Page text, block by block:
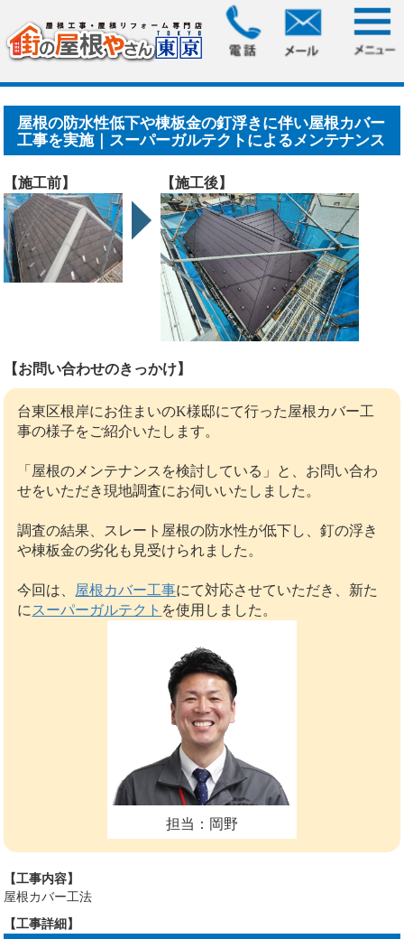
> 屋根の防水性低下や棟板金の釘浮きに伴
い屋根カバー工事を実施｜.....
屋根の防水性低下や棟板金の釘浮きに伴い屋根カバー
工事を実施｜スーパーガルテクトによるメンテナンス
【施工前】 【施工後】
【お問い合わせのきっかけ】
台東区根岸にお住まいのK様邸にて行った屋根カバー工
事の様子をご紹介いたします。
「屋根のメンテナンスを検討している」と、お問い合わ
せをいただき現地調査にお伺いいたしました。
調査の結果、スレート屋根の防水性が低下し、釘の浮き
や棟板金の劣化も見受けられました。
今回は、 屋根カバー工事にて対応させていただき、新た
に スーパーガルテクト を使用しました。
担当：岡野
【工事内容】
屋根カバー工法
【工事詳細】